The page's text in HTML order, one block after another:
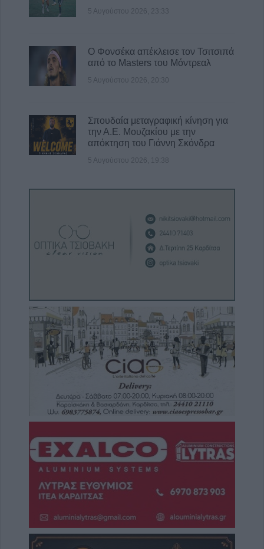
5 Αυγούστου 2026, 23:33
Ο Φονσέκα απέκλεισε τον Τσιτσιπά
από το Masters του Μόντρεαλ
5 Αυγούστου 2026, 20:30
Σπουδαία μεταγραφική κίνηση για
την Α.Ε. Μουζακίου με την
απόκτηση του Γιάννη Σκόνδρα
5 Αυγούστου 2026, 19:38